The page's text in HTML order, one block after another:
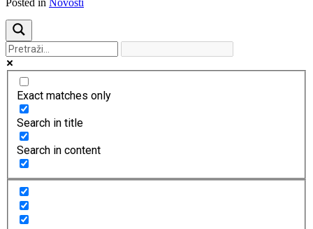
Exact matches only
Search in title
Search in content